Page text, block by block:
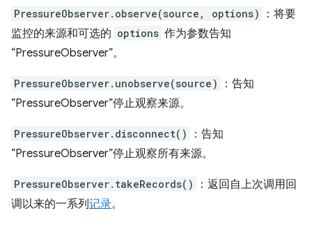
PressureObserver.observe(source, options)
：将要
监控的来源和可选的 options 作为参数告知
“PressureObserver”。
PressureObserver.unobserve(source)
：告知
“PressureObserver”停止观察来源。
PressureObserver.disconnect()
：告知
“PressureObserver”停止观察所有来源。
PressureObserver.takeRecords()
：返回自上次调用回
调以来的一系列记录。